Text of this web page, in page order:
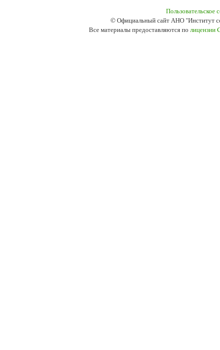
Пользовательское
© Официальный сайт АНО "Институт
Все материалы предоставляются по лицензии